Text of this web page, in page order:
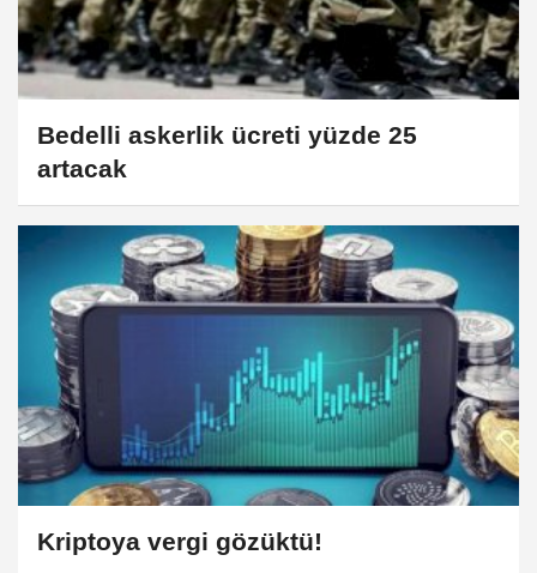
Bedelli askerlik ücreti yüzde 25
artacak
Kriptoya vergi gözüktü!